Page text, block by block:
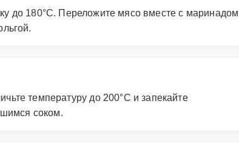
до 180°C. Переложите мясо вместе с
температуру до 200°C и запекайте
соком.